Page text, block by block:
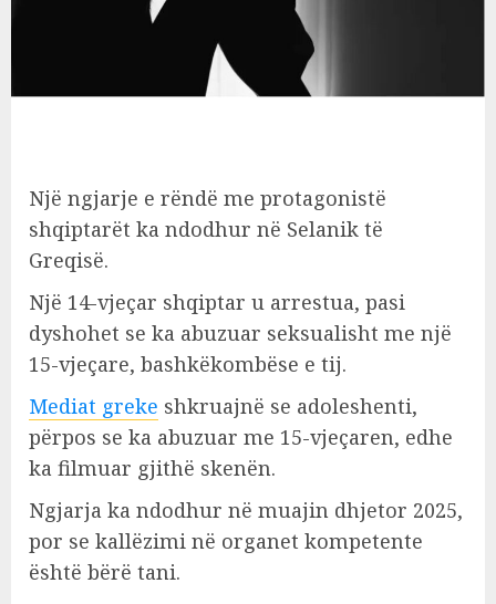
Një ngjarje e rëndë me protagonistë
shqiptarët ka ndodhur në Selanik të
Greqisë.
Një 14-vjeçar shqiptar u arrestua, pasi
dyshohet se ka abuzuar seksualisht me një
15-vjeçare, bashkëkombëse e tij.
Mediat greke shkruajnë se adoleshenti,
përpos se ka abuzuar me 15-vjeçaren, edhe
ka filmuar gjithë skenën.
Ngjarja ka ndodhur në muajin dhjetor 2025,
por se kallëzimi në organet kompetente
është bërë tani.